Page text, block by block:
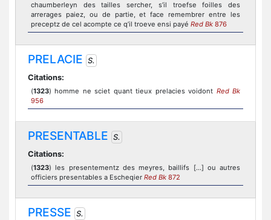
chaumberleyn des tailles sercher, s’il troefse foilles des
arrerages paiez, ou de partie, et face remembrer entre les
preceptz de cel acompte ce q’il troeve ensi payé Red Bk 876
PRELACIE S.
Citations:
(1323) homme ne sciet quant tieux prelacies voidont Red Bk
956
PRESENTABLE S.
Citations:
(1323) les presentementz des meyres, baillifs [...] ou autres
officiers presentables a Escheqier Red Bk 872
PRESSE S.